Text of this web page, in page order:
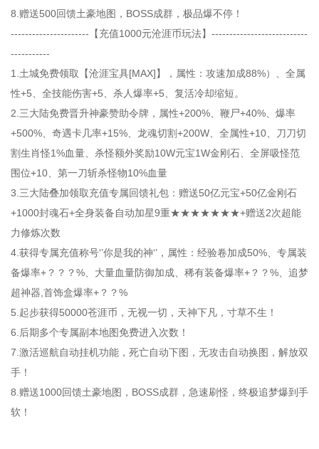
8.赠送500回馈土豪地图，BOSS成群，极品爆不停！
----------------------【充值1000元沧涯币玩法】---------------------------
-----------
1.土城免费领取【沧涯宝具[MAX]】，属性：攻速加成88%）、全属
性+5、全技能伤害+5、杀人爆率+5、复活冷却缩短。
2.三大陆免费晋升神豪赞助令牌，属性+200%、鞭尸+40%、爆率
+500%、奇遇卡几率+15%、龙魂切割+200W、全属性+10、刀刀切
割生肖怪1%血量、杀怪额外奖励10W元宝1W金刚石、全屏吸怪范
围位+10、第一刀斩杀怪物10%血量
3.三大陆叠加领取充值专属回馈礼包：赠送50亿元宝+50亿金刚石
+1000封魂石+全身装备自动加星9重★★★★★★★+赠送2次超能
力修炼次数
4.获得专属充值称号‘’你是我的神‘’，属性：经验卷加成50%、专属装
备爆率+？？？%、大量血量防御加成、稀有装备爆率+？？%、追梦
超神器,首饰盒爆率+？？%
5.起步获得50000苍涯币，无视一切，天神下凡，寸草不生！
6.后期多个专属副本地图免费进入次数！
7.激活巡航自动挂机功能，死亡自动下图，无攻击自动换图，解放双
手！
8.赠送1000回馈土豪地图，BOSS成群，急速刷怪，终极追梦爆到手
软！